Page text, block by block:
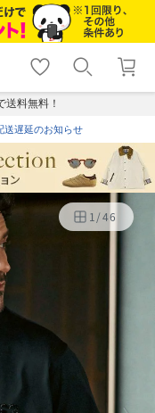
shopping_cart lock_outline
ログイン
料無料！
送遅延のお知らせ
1/46